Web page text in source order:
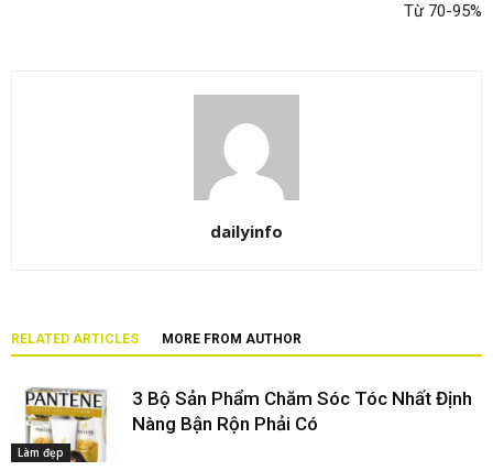
Từ 70-95%
dailyinfo
RELATED ARTICLES MORE FROM AUTHOR
Làm đẹp
3 Bộ Sản Phẩm Chăm Sóc Tóc Nhất Định
Nàng Bận Rộn Phải Có